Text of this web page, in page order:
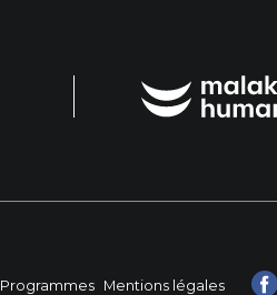
Programmes Mentions légales